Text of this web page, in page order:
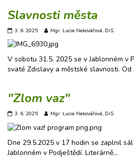
Slavnosti města
3. 6. 2025 Mgr. Lucie Nekovářová, DiS.
V sobotu 31.5. 2025 se v Jablonném v
svaté Zdislavy a městské slavnosti. Od
"Zlom vaz"
3. 6. 2025 Mgr. Lucie Nekovářová, DiS.
Dne 29.5.2025 v 17 hodin se zaplnil
Jablonném v Podještědí. Literárně…